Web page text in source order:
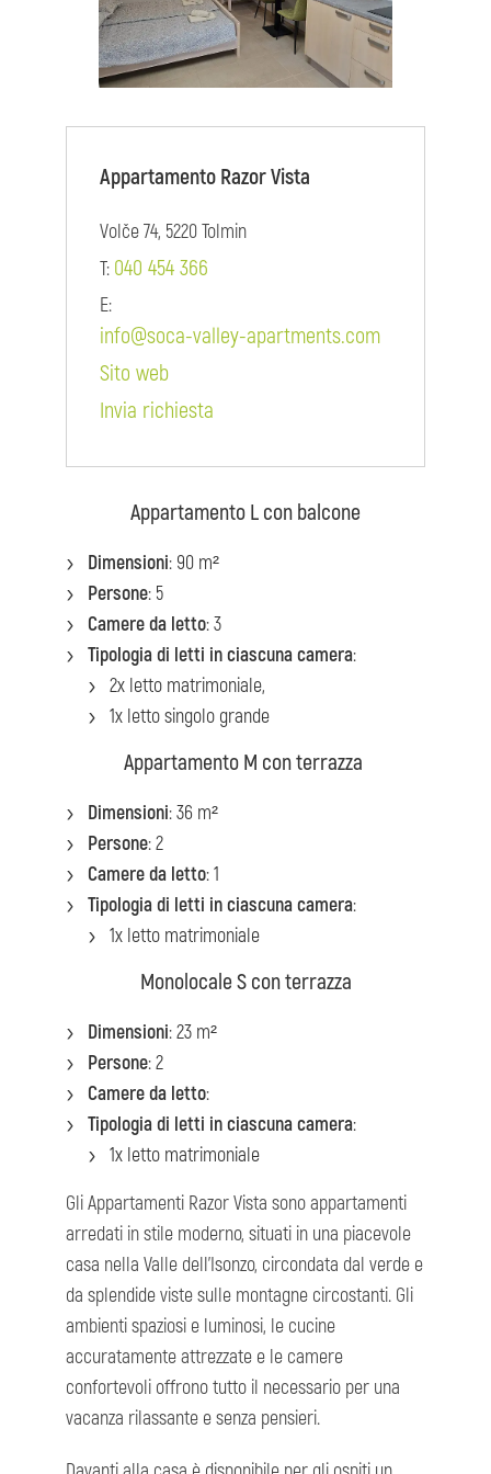
Appartamento Razor Vista
Volče 74, 5220 Tolmin
T: 040 454 366
E:
info@soca-valley-apartments.com
Sito web
Invia richiesta
Appartamento L con balcone
Dimensioni: 90 m²
Persone: 5
Camere da letto: 3
Tipologia di letti in ciascuna camera:
2x letto matrimoniale,
1x letto singolo grande
Appartamento M con terrazza
Dimensioni: 36 m²
Persone: 2
Camere da letto: 1
Tipologia di letti in ciascuna camera:
1x letto matrimoniale
Monolocale S con terrazza
Dimensioni: 23 m²
Persone: 2
Camere da letto:
Tipologia di letti in ciascuna camera:
1x letto matrimoniale
Gli Appartamenti Razor Vista sono appartamenti
arredati in stile moderno, situati in una piacevole
casa nella Valle dell’Isonzo, circondata dal verde e
da splendide viste sulle montagne circostanti. Gli
ambienti spaziosi e luminosi, le cucine
accuratamente attrezzate e le camere
confortevoli offrono tutto il necessario per una
vacanza rilassante e senza pensieri.